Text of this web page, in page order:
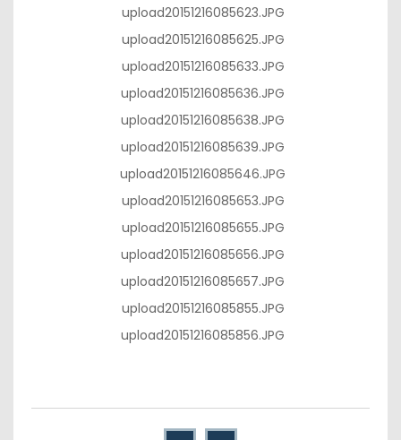
upload20151216085623.JPG
upload20151216085625.JPG
upload20151216085633.JPG
upload20151216085636.JPG
upload20151216085638.JPG
upload20151216085639.JPG
upload20151216085646.JPG
upload20151216085653.JPG
upload20151216085655.JPG
upload20151216085656.JPG
upload20151216085657.JPG
upload20151216085855.JPG
upload20151216085856.JPG